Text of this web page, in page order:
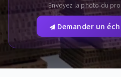
Envoyez la photo du
Demander un